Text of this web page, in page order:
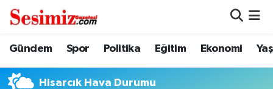
Gündem Spor Politika Eğitim Ekonomi
Hisarcık Hava Durumu
Dünya
Eğitim
Nöbetçi Eczaneler
Hava Durumu